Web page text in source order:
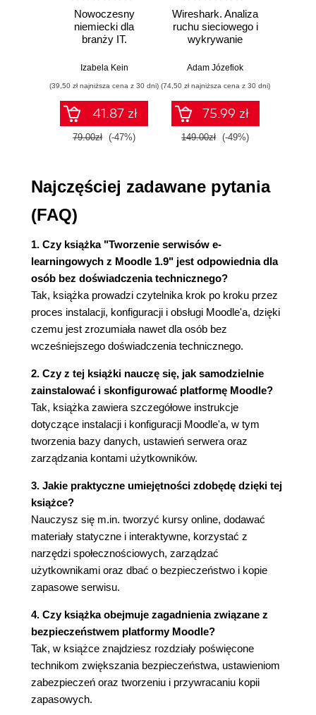
(rozdział 9.) (23)
Krok 9. Rozszerzanie Moodle'a (rozdział 10.) (24)
Idea Moodle'a (24)
Doświadczenia użytkowników Moodle'a (25)
Strona główna Moodle'a (26)
Wewnątrz kursu (30)
Tryb edycji (37)
Zasoby i elementy interaktywne (39)
Architektura Moodle'a (41)
Katalog danych Moodle'a (43)
Podsumowanie (44)
Rozdział 2. Instalacja i konfiguracja Moodle'a (45)
Eksperymenty na własną rękę (45)
Korzystanie z tego rozdziału (46)
Instalacja Moodle'a (46)
Krok 1. instalacji - serwer (47)
podkatalog? (49)
Krok 3. instalacji - pobranie i rozpakowanie
Moodle'a (50)
Krok 4. instalacji - katalog danych Moodle'a
(53)
Krok 5. instalacji - baza danych (54)
Krok 6. instalacji - skrypt instalacyjny (57)
Podsumowanie (64)
Rozdział 3. Konfiguracja witryny (65)
Eksperymenty na własną rękę (65)
Menu administracji witryny (66)
Dostęp do menu administracji witryny (67)
Uwierzytelnianie (68)
bazy danych lub zewnętrznego serwera (69)
Konta utworzone ręcznie i zawieszanie kont
(70)
Zapisy (71)
Zapisy wewnętrzne (72)
Język (83)
Nowoczesny
niemiecki dla
branży IT.
przykłady i
Izabela Kein
(39,50 zł najniższa cena z 30 dni)
41.87 zł
79.00zł (-47%)
Wireshark. Analiza
ruchu sieciowego i
wykrywanie
Adam Józefiok
(74,50 zł najniższa cena z 30 dni)
75.99 zł
149.00zł (-49%)
Najczęściej zadawane pytania
(FAQ)
1. Czy książka "Tworzenie serwisów e-
learningowych z Moodle 1.9" jest odpowiednia dla
osób bez doświadczenia technicznego?
Tak, książka prowadzi czytelnika krok po kroku przez
proces instalacji, konfiguracji i obsługi Moodle'a, dzięki
czemu jest zrozumiała nawet dla osób bez
wcześniejszego doświadczenia technicznego.
2. Czy z tej książki nauczę się, jak samodzielnie
zainstalować i skonfigurować platformę Moodle?
Tak, książka zawiera szczegółowe instrukcje
dotyczące instalacji i konfiguracji Moodle'a, w tym
tworzenia bazy danych, ustawień serwera oraz
zarządzania kontami użytkowników.
3. Jakie praktyczne umiejętności zdobędę dzięki tej
książce?
Nauczysz się m.in. tworzyć kursy online, dodawać
materiały statyczne i interaktywne, korzystać z
narzędzi społecznościowych, zarządzać
użytkownikami oraz dbać o bezpieczeństwo i kopie
zapasowe serwisu.
4. Czy książka obejmuje zagadnienia związane z
bezpieczeństwem platformy Moodle?
Tak, w książce znajdziesz rozdziały poświęcone
technikom zwiększania bezpieczeństwa, ustawieniom
zabezpieczeń oraz tworzeniu i przywracaniu kopii
zapasowych.